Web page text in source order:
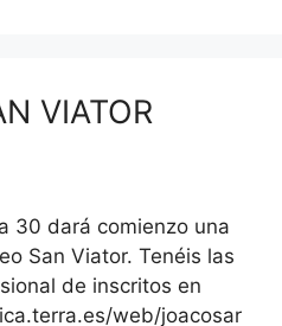
VIATOR
30 dará comienzo una
San Viator. Tenéis las
de inscritos en
web/joacosar